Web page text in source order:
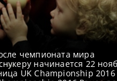
чемпионата мира
начинается 22
UK Championship 2016